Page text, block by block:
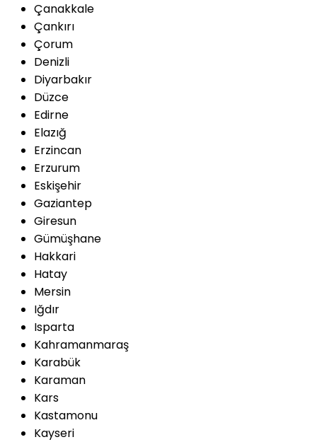
Çanakkale
Çankırı
Çorum
Denizli
Diyarbakır
Düzce
Edirne
Elazığ
Erzincan
Erzurum
Eskişehir
Gaziantep
Giresun
Gümüşhane
Hakkari
Hatay
Mersin
Iğdır
Isparta
Kahramanmaraş
Karabük
Karaman
Kars
Kastamonu
Kayseri